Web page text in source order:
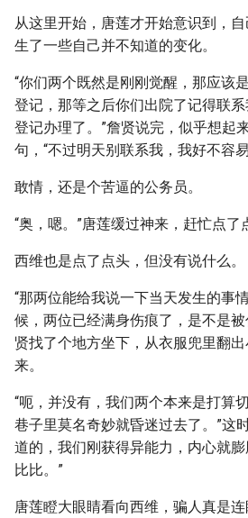
从这里开始，唐莲才开始意识到，
生了一些自己并不知道的变化。
“你们两个既然是刚刚觉醒，那应该
登记，那等之后你们出院了记得联
登记办理了。”詹贤说完，似乎想起
句，“不过明天别联系我，我好不容
敢情，还是个苦逼的公务员。
“奥，嗯。”唐莲缓过神来，赶忙点了
西维也是点了点头，但没有说什么。
“那两位能给我说一下当天发生的事
候，两位已经满身伤痕了，是不是
贤找了个地方坐下，从衣服兜里翻
来。
“呃，并没有，我们两个本来是打算
巷子里莫名奇妙就昏迷过去了。”这
道的，我们刚获得异能力，内心就
比比。”
唐莲瞪大眼睛看向西维，骗人真是连